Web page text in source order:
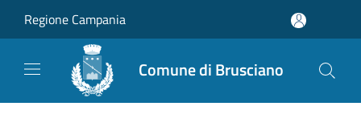
Regione Campania
Comune di Brusciano